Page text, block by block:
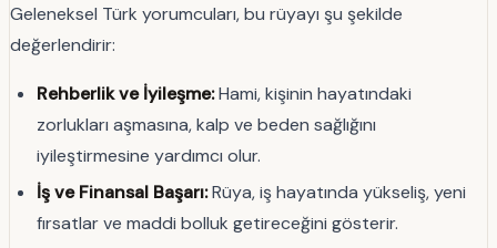
Geleneksel Türk yorumcuları, bu rüyayı şu şekilde
değerlendirir:
Rehberlik ve İyileşme:Hami, kişinin hayatındaki
zorlukları aşmasına, kalp ve beden sağlığını
iyileştirmesine yardımcı olur.
İş ve Finansal Başarı:Rüya, iş hayatında yükseliş, yeni
fırsatlar ve maddi bolluk getireceğini gösterir.